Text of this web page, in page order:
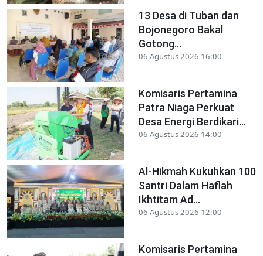
13 Desa di Tuban dan
Bojonegoro Bakal
Gotong...
06 Agustus 2026 16:00
Komisaris Pertamina
Patra Niaga Perkuat
Desa Energi Berdikari...
06 Agustus 2026 14:00
Al-Hikmah Kukuhkan 100
Santri Dalam Haflah
Ikhtitam Ad...
06 Agustus 2026 12:00
Komisaris Pertamina